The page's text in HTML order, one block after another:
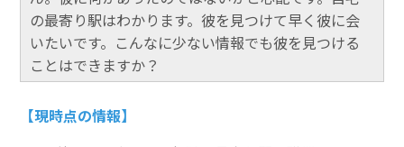
の最寄り駅はわかります。彼を見つけて早く彼に会
いたいです。こんなに少ない情報でも彼を見つける
ことはできますか？
【現時点の情報】